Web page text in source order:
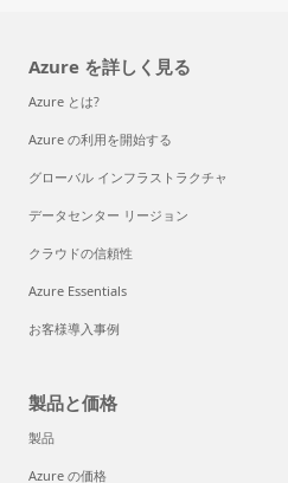
Azure を詳しく見る
Azure とは?
Azure の利用を開始する
グローバル インフラストラクチャ
データセンター リージョン
クラウドの信頼性
Azure Essentials
お客様導入事例
製品と価格
製品
Azure の価格